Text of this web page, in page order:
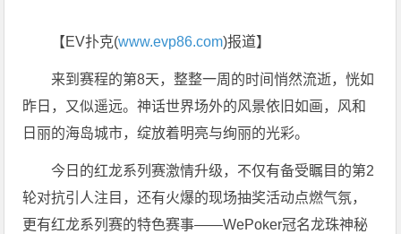
【EV扑克(www.evp86.com)报道】
来到赛程的第8天，整整一周的时间悄然流逝，恍如
昨日，又似遥远。神话世界场外的风景依旧如画，风和
日丽的海岛城市，绽放着明亮与绚丽的光彩。
今日的红龙系列赛激情升级，不仅有备受瞩目的第2
轮对抗引人注目，还有火爆的现场抽奖活动点燃气氛，
更有红龙系列赛的特色赛事——WePoker冠名龙珠神秘